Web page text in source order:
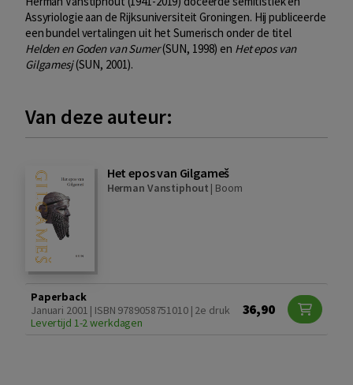
Assyriologie aan de Rijksuniversiteit Groningen. Hij publiceerde
een bundel vertalingen uit het Sumerisch onder de titel
Helden en Goden van Sumer(SUN, 1998) en Het epos van
Gilgamesj(SUN, 2001).
Van deze auteur:
Het epos van Gilgameš
Herman Vanstiphout | Boom
Paperback
Januari 2001 | ISBN 9789058751010 | 2e druk
Levertijd 1-2 werkdagen
36,90